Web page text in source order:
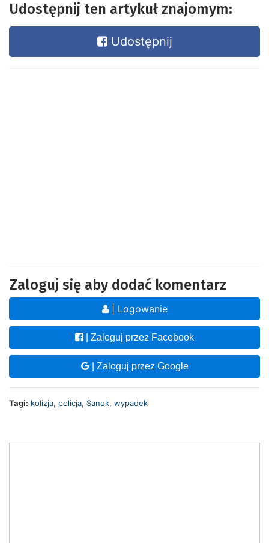
Udostępnij ten artykuł znajomym:
Udostępnij
Zaloguj się aby dodać komentarz
| Logowanie
| Zaloguj przez Facebook
| Zaloguj przez Google
Tagi: kolizja, policja, Sanok, wypadek